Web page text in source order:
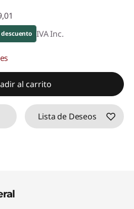
descuento IVA Inc.
:
al carrito
Lista de Deseos